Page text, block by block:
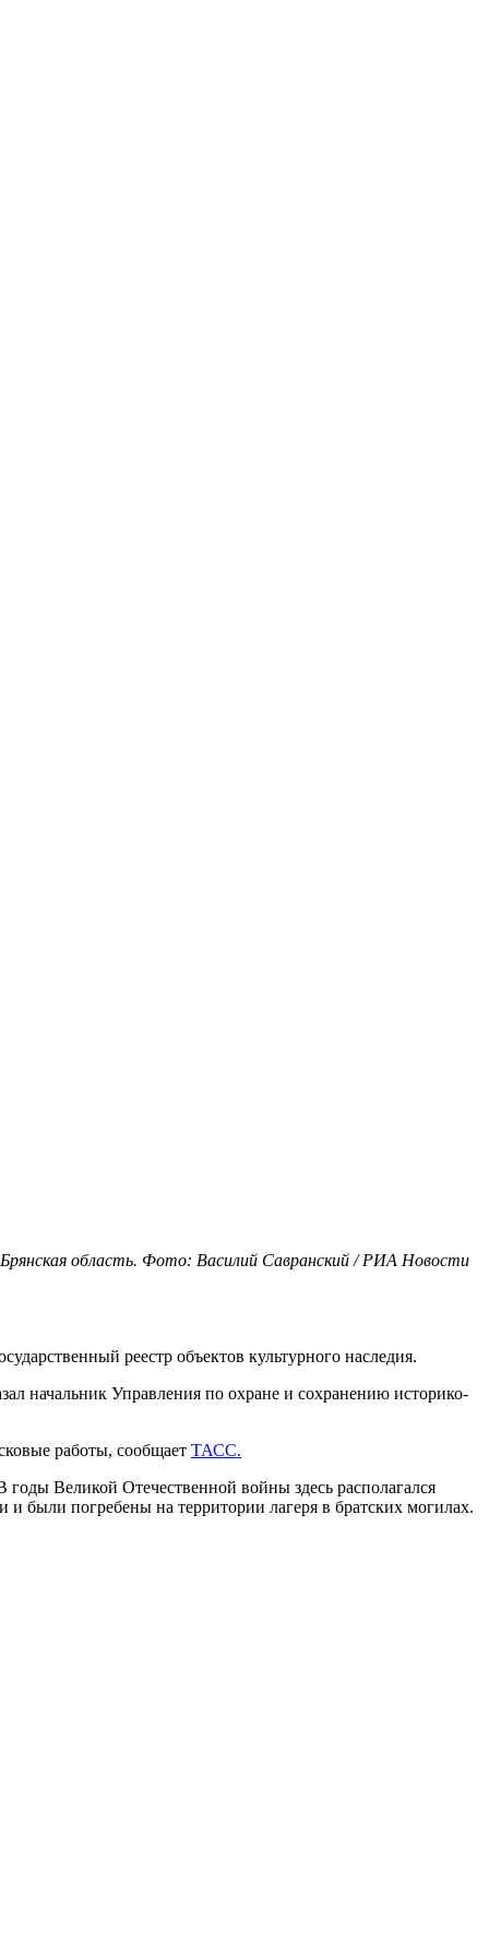
Брянская область. Фото: Василий Савранский / РИА Новости
реестр объектов культурного наследия.
начальник Управления по охране и сохранению историко-
работы, сообщает ТАСС.
Великой Отечественной войны здесь располагался
были погребены на территории лагеря в братских могилах.